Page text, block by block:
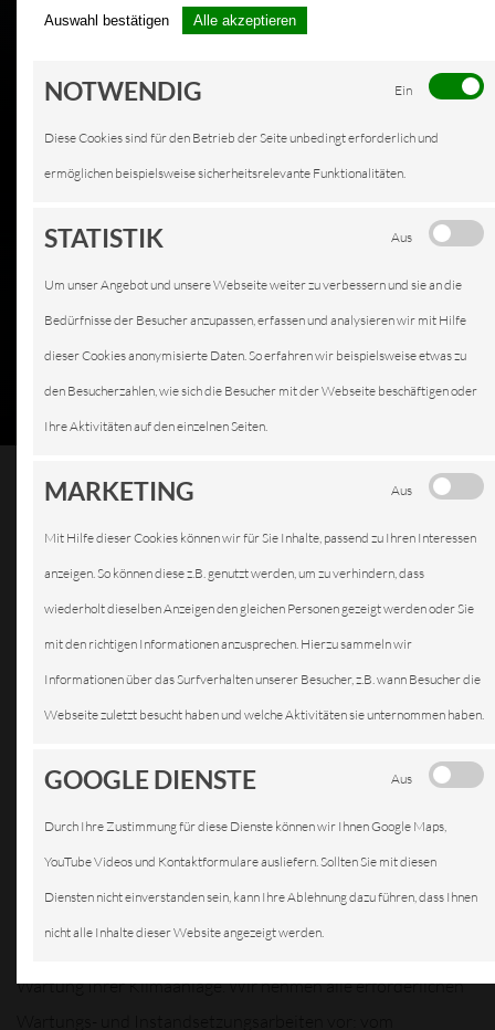
KLIMAANLAGEN
Sommer
Wartung Ihrer Klimaanlage. Wir nehmen alle erforderlichen
Auswahl bestätigen Alle akzeptieren
NOTWENDIG Ein
Diese Cookies sind für den Betrieb der Seite unbedingt erforderlich und
ermöglichen beispielsweise sicherheitsrelevante Funktionalitäten.
STATISTIK Aus
Um unser Angebot und unsere Webseite weiter zu verbessern und sie an die
Bedürfnisse der Besucher anzupassen, erfassen und analysieren wir mit Hilfe
dieser Cookies anonymisierte Daten. So erfahren wir beispielsweise etwas zu
den Besucherzahlen, wie sich die Besucher mit der Webseite beschäftigen oder
Ihre Aktivitäten auf den einzelnen Seiten.
MARKETING Aus
Mit Hilfe dieser Cookies können wir für Sie Inhalte, passend zu Ihren Interessen
anzeigen. So können diese z.B. genutzt werden, um zu verhindern, dass
wiederholt dieselben Anzeigen den gleichen Personen gezeigt werden oder Sie
mit den richtigen Informationen anzusprechen. Hierzu sammeln wir
Informationen über das Surfverhalten unserer Besucher, z.B. wann Besucher die
Webseite zuletzt besucht haben und welche Aktivitäten sie unternommen haben.
GOOGLE DIENSTE Aus
Durch Ihre Zustimmung für diese Dienste können wir Ihnen Google Maps,
YouTube Videos und Kontaktformulare ausliefern. Sollten Sie mit diesen
Diensten nicht einverstanden sein, kann Ihre Ablehnung dazu führen, dass Ihnen
nicht alle Inhalte dieser Website angezeigt werden.